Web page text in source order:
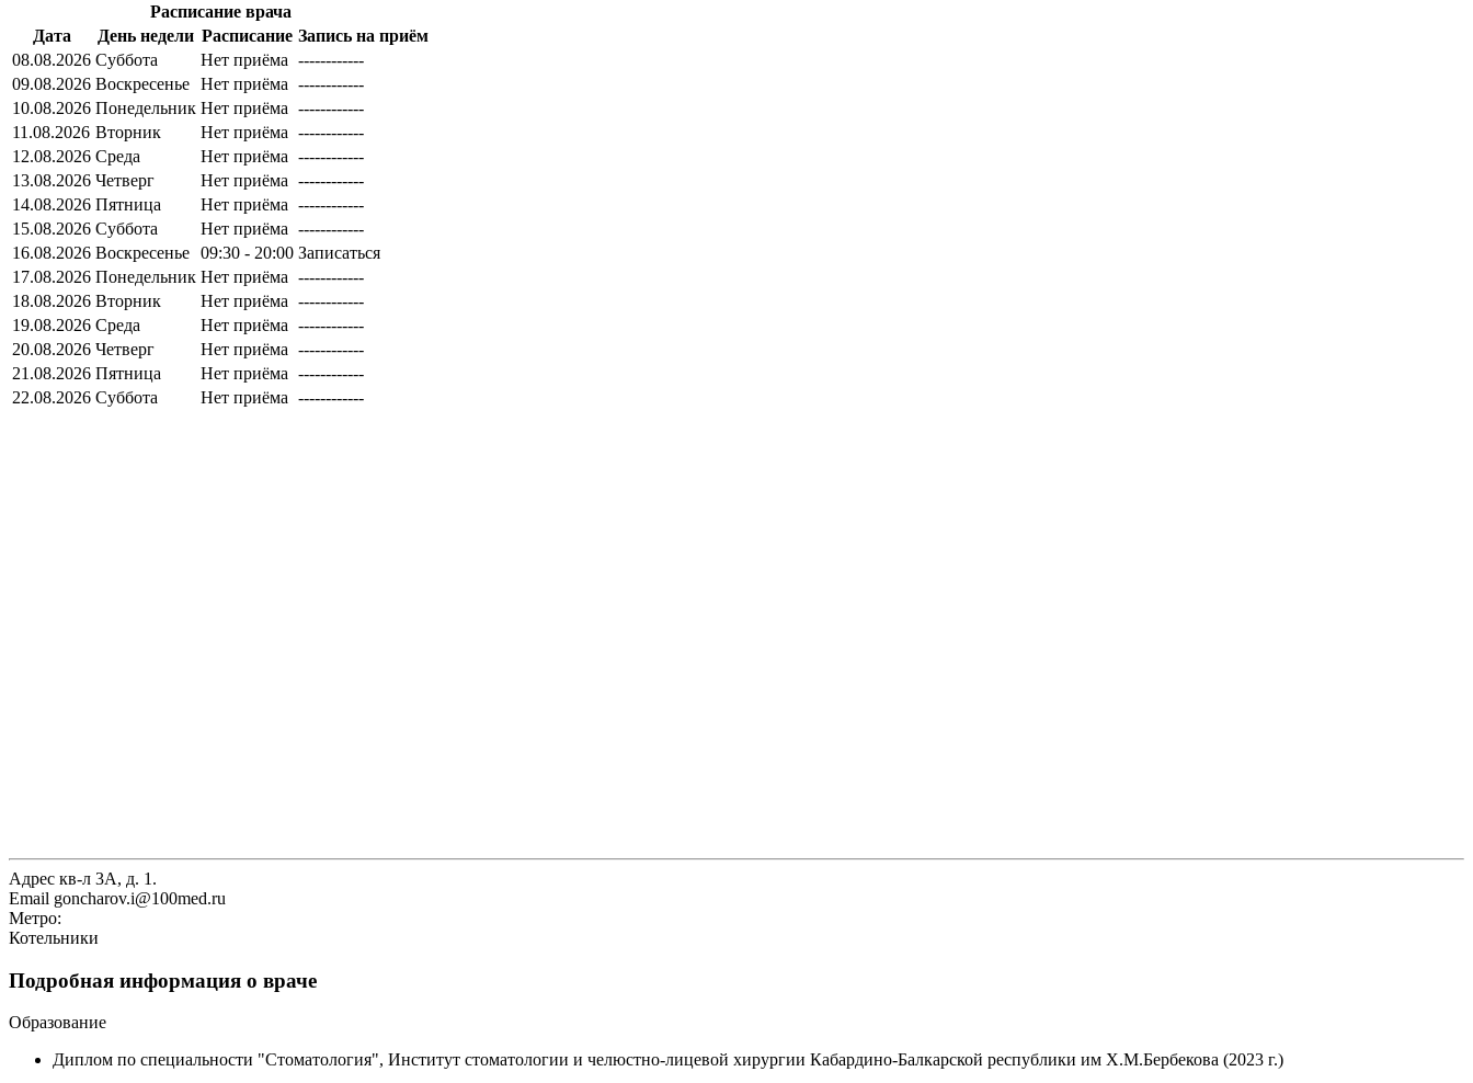
Расписание врача
Дата
День недели Расписание Запись на приём
08.08.2026 Суббота Нет приёма ------------
09.08.2026 Воскресенье Нет приёма ------------
10.08.2026 Понедельник Нет приёма ------------
11.08.2026 Вторник Нет приёма ------------
12.08.2026 Среда Нет приёма ------------
13.08.2026 Четверг Нет приёма ------------
14.08.2026 Пятница Нет приёма ------------
15.08.2026 Суббота Нет приёма ------------
16.08.2026 Воскресенье 09:30 - 20:00 Записаться
17.08.2026 Понедельник Нет приёма ------------
18.08.2026 Вторник Нет приёма ------------
19.08.2026 Среда Нет приёма ------------
20.08.2026 Четверг Нет приёма ------------
21.08.2026 Пятница Нет приёма ------------
22.08.2026 Суббота Нет приёма ------------
Адрес кв-л 3А, д. 1.
Email goncharov.i@100med.ru
Метро:
Котельники
Подробная информация о враче
Образование
Диплом по специальности "Стоматология", Институт стоматологии и челюстно-лицевой хирургии Кабардино-Балкарской республики им Х.М.Бербекова (2023 г.)